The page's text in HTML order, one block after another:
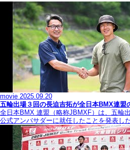
movie 2025.09.20
五輪出場３回の長迫吉拓が全日本BMX連盟
全日本BMX 連盟（略称JBMXF）は、五輪
公式アンバサダーに就任したことを発表し